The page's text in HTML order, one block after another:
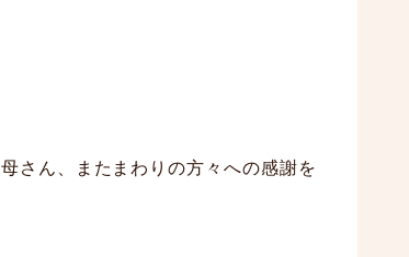
さん、またまわりの方々への感謝を